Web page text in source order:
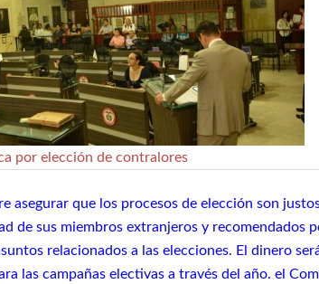
por elección de contralores
asegurar que los procesos de elección son
de sus miembros extranjeros y
relacionados a las elecciones. El dinero
las campañas electivas a través del año. el